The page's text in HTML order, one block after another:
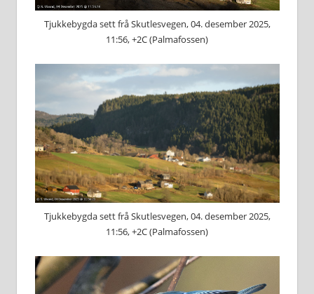
Tjukkebygda sett frå Skutlesvegen, 04. desember 2025,
11:56, +2C (Palmafossen)
Tjukkebygda sett frå Skutlesvegen, 04. desember 2025,
11:56, +2C (Palmafossen)